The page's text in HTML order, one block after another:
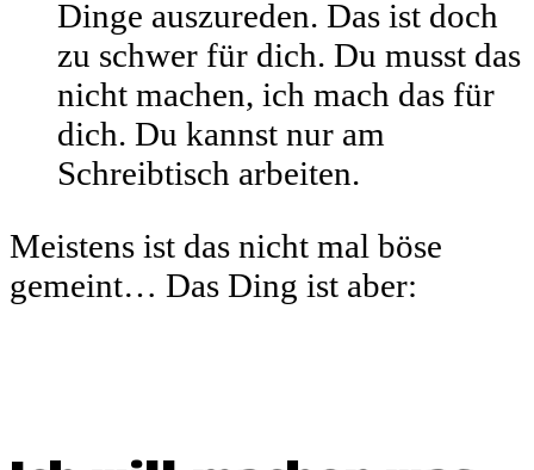
Dinge auszureden. Das ist doch
zu schwer für dich. Du musst das
nicht machen, ich mach das für
dich. Du kannst nur am
Schreibtisch arbeiten.
Meistens ist das nicht mal böse
gemeint… Das Ding ist aber: